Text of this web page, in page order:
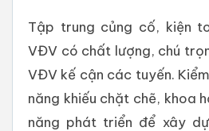
Tập trung củng cố, kiện
VĐV có chất lượng, chú
VĐV kế cận các tuyến.
năng khiếu chặt chẽ, khoa
năng phát triển để xây